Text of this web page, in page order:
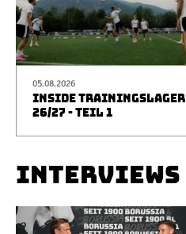
05.08.2026
INSIDE TRAININGSLAGER
26/27 - TEIL 1
INTERVIEWS